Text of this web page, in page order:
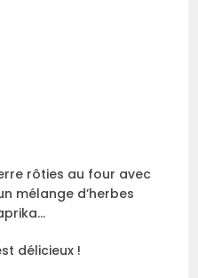
rôties au four avec
mélange d’herbes
délicieux !